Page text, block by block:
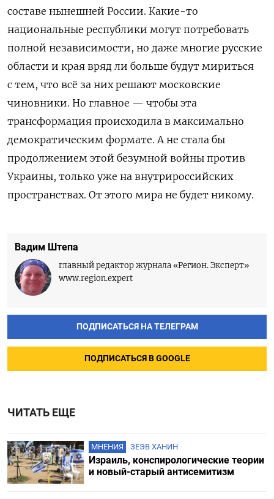
составе нынешней России. Какие-то
национальные республики могут потребовать
полной независимости, но даже многие русские
области и края вряд ли больше будут мириться
с тем, что всё за них решают московские
чиновники. Но главное — чтобы эта
трансформация происходила в максимально
демократическим формате. А не стала бы
продолжением этой безумной войны против
Украины, только уже на внутрироссийских
пространствах. От этого мира не будет никому.
Вадим Штепа
главный редактор журнала «Регион. Эксперт»
www.region.expert
ПОДПИСАТЬСЯ НА ТЕЛЕГРАМ
ПОДПИСАТЬСЯ В GOOGLE
ЧИТАТЬ ЕЩЕ
МНЕНИЯ ЗЕЭВ ХАНИН
Израиль, конспирологические теории
и новый-старый антисемитизм